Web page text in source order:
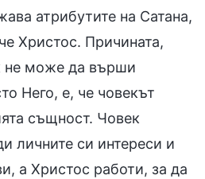
атрибутите на Сатана,
Христос. Причината,
не може да върши
Него, е, че човекът
същност. Човек
личните си интереси и
а Христос работи, за да